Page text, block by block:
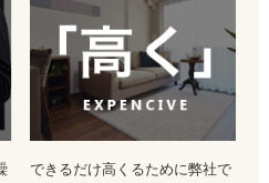
できるだけ高くるために弊社で